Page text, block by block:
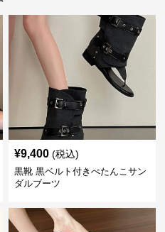
¥9,400 (税込)
黒靴 黒ベルト付きぺたんこサン
ダルブーツ